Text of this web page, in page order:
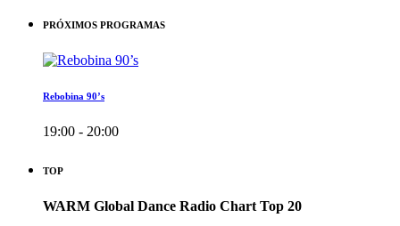
PRÓXIMOS PROGRAMAS
Rebobina 90’s
19:00 - 20:00
TOP
WARM Global Dance Radio Chart Top 20